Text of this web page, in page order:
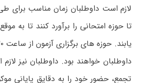
لازم است داوطلبان زمان مناسب برای
تا حوزه امتحانی را برآورد کنند تا به
داوطلبان خواهند بود. داوطلبان نیز
تجمع، حضور خود را به دقایق پایانی